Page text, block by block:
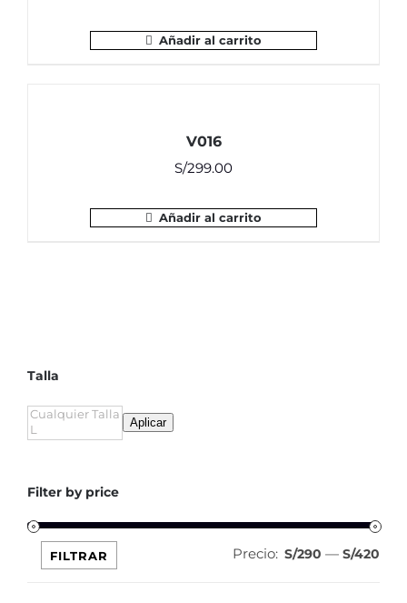
Añadir al carrito
V016
S/299.00
Añadir al carrito
Talla
Aplicar
Filter by price
FILTRAR Precio: S/290 — S/420